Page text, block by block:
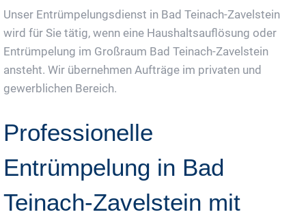
Unser Entrümpelungsdienst in Bad Teinach-Zavelstein
wird für Sie tätig, wenn eine Haushaltsauflösung oder
Entrümpelung im Großraum Bad Teinach-Zavelstein
ansteht. Wir übernehmen Aufträge im privaten und
gewerblichen Bereich.
Professionelle
Entrümpelung in Bad
Teinach-Zavelstein mit